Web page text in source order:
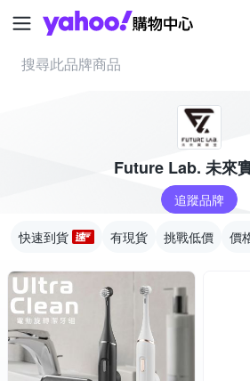
Yahoo
Future Lab. 未來
追蹤品牌
快速到貨 有現貨 挑戰低價 價